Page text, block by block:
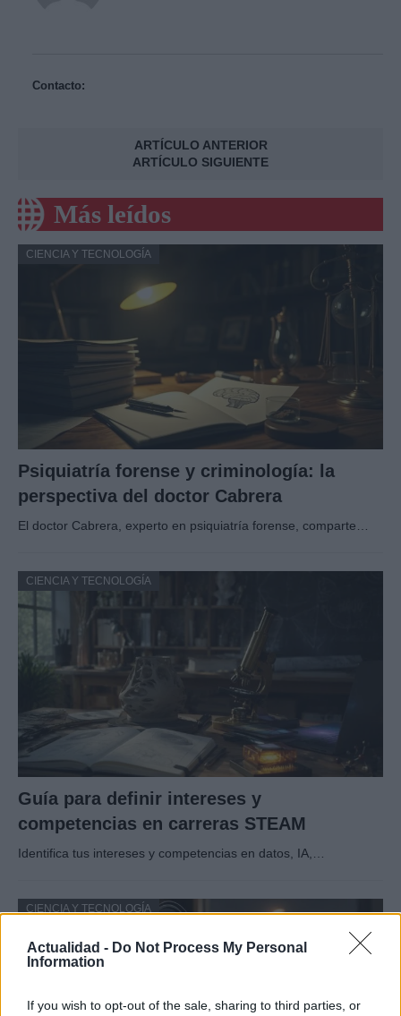
Actualidad - Do Not Process My Personal
Information
If you wish to opt-out of the sale, sharing to third parties, or
Contacto:
ARTÍCULO ANTERIOR
ARTÍCULO SIGUIENTE
Más leídos
CIENCIA Y TECNOLOGÍA
Psiquiatría forense y criminología: la
perspectiva del doctor Cabrera
El doctor Cabrera, experto en psiquiatría forense, comparte…
CIENCIA Y TECNOLOGÍA
Guía para definir intereses y
competencias en carreras STEAM
Identifica tus intereses y competencias en datos, IA,…
CIENCIA Y TECNOLOGÍA